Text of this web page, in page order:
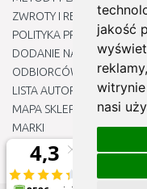
jakość
nasi
ZWROTY I REKLAMACJE
POLITYKA PRYWATNOŚCI
DODANIE NASZYCH
ODBIORCÓW
LISTA
MAPA SKLEPU
MARKI
BLOGU
EDYTUJ MOJE